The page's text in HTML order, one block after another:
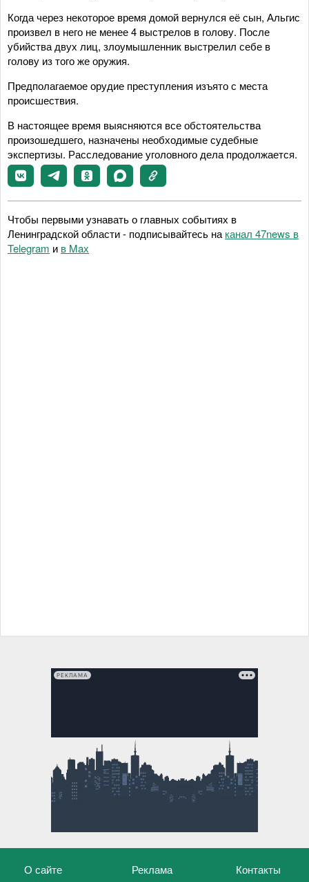
Когда через некоторое время домой вернулся её сын, Альгис
произвел в него не менее 4 выстрелов в голову. После
убийства двух лиц, злоумышленник выстрелил себе в
голову из того же оружия.
Предполагаемое орудие преступления изъято с места
происшествия.
В настоящее время выясняются все обстоятельства
произошедшего, назначены необходимые судебные
экспертизы. Расследование уголовного дела продолжается.
Чтобы первыми узнавать о главных событиях в
Ленинградской области - подписывайтесь на канал 47news в
Telegram и в Maх
РЕКЛАМА
О сайте Реклама Контакты